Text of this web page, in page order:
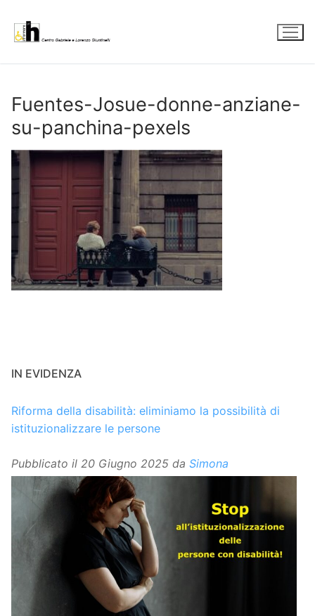
contenuto
Fuentes-Josue-donne-anziane-
su-panchina-pexels
IN EVIDENZA
Riforma della disabilità: eliminiamo la possibilità di
istituzionalizzare le persone
Pubblicato il 20 Giugno 2025 da Simona